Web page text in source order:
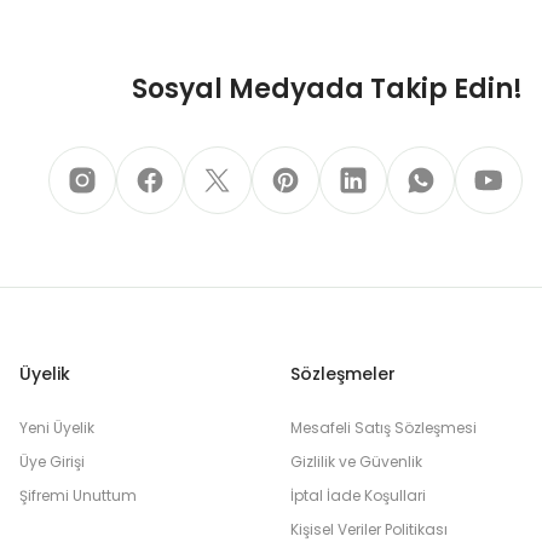
Sosyal Medyada Takip Edin!
Üyelik
Yeni Üyelik
Üye Girişi
Şifremi Unuttum
Sözleşmeler
Mesafeli Satış Sözleşmesi
Gizlilik ve Güvenlik
İptal İade Koşullari
Kişisel Veriler Politikası